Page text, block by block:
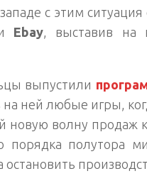
с этим ситуация
Ebay, выставив на
выпустили
ней любые игры,
новую волну продаж
полутора